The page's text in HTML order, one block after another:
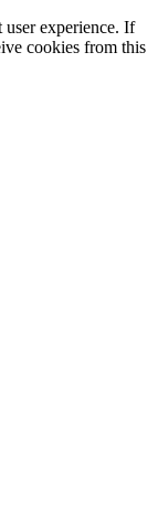
user experience. If
cookies from this